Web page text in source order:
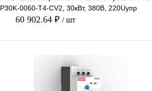
P30K-0060-T4-CV2, 30кВт, 380В, 220Uупр
60 902.64 ₽ / шт
Сравнение